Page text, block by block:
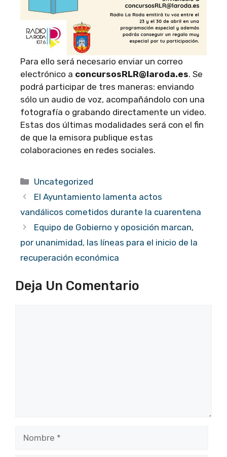
Para ello será necesario enviar un correo
electrónico a concursosRLR@laroda.es. Se
podrá participar de tres maneras: enviando
sólo un audio de voz, acompañándolo con una
fotografía o grabando directamente un video.
Estas dos últimas modalidades será con el fin
de que la emisora publique estas
colaboraciones en redes sociales.
Categorías
Uncategorized
El Ayuntamiento lamenta actos
vandálicos cometidos durante la cuarentena
Equipo de Gobierno y oposición marcan,
por unanimidad, las líneas para el inicio de la
recuperación económica
Deja Un Comentario